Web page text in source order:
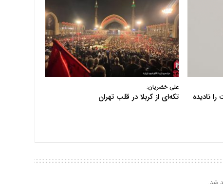
نادیده
علی خضریان:
تکه‌ای از کربلا در قلب تهران
شد.